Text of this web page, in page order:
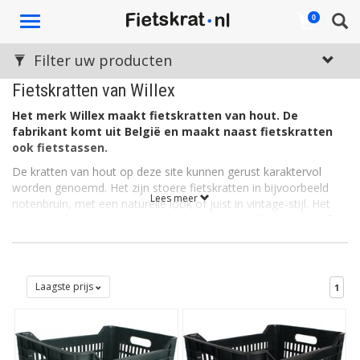
Toggle
0
Fietskratten van Willex
Het merk Willex maakt fietskratten van hout. De
fabrikant komt uit België en maakt naast fietskratten
ook fietstassen.
De kratten van hout op deze site kunnen gerust karaktervol
worden genoemd. Het zijn stoere fietskratten in bijvoorbeeld
notenbruin, met een naturelle look of juist in vintage-stijl. Het
Lees meer
Filter uw producten
Laagste prijs 1